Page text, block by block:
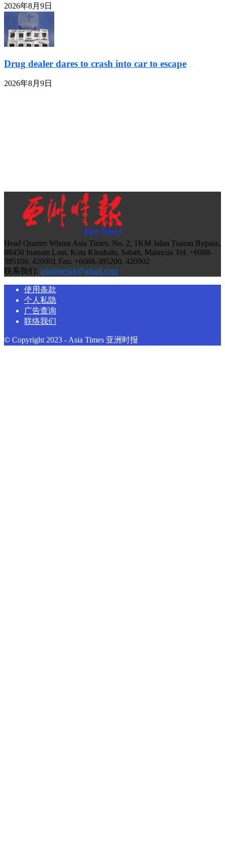
2026年8月9日
Drug dealer dares to crash into car to escape
2026年8月9日
Head Quarter Wisma Asia Times, No. 2, 1KM Jalan Tuaran Bypass,
88450 Inanam Laut, Kota Kinabalu, Sabah, Malaysia Tel: +6088-
385100, 420901 Fax: +6088-385200, 420902
联系我们: asiatimeskk@gmail.com
使用条款
个人私隐
广告查询
联络我们
© Copyright 2023 - Asia Times 亚洲时报